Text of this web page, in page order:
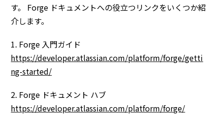
す。 Forge ドキュメントへの役立つリンクをいくつか紹
介します。
1. Forge 入門ガイド
https://developer.atlassian.com/platform/forge/getti
ng-started/
2. Forge ドキュメント ハブ
https://developer.atlassian.com/platform/forge/